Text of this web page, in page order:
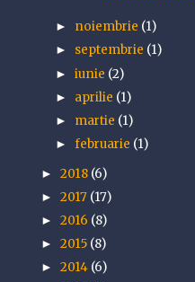
► noiembrie (1)
► septembrie (1)
►iunie (2)
► aprilie (1)
► martie (1)
►februarie (1)
► 2018 (6)
► 2017 (17)
► 2016 (8)
► 2015 (8)
► 2014 (6)